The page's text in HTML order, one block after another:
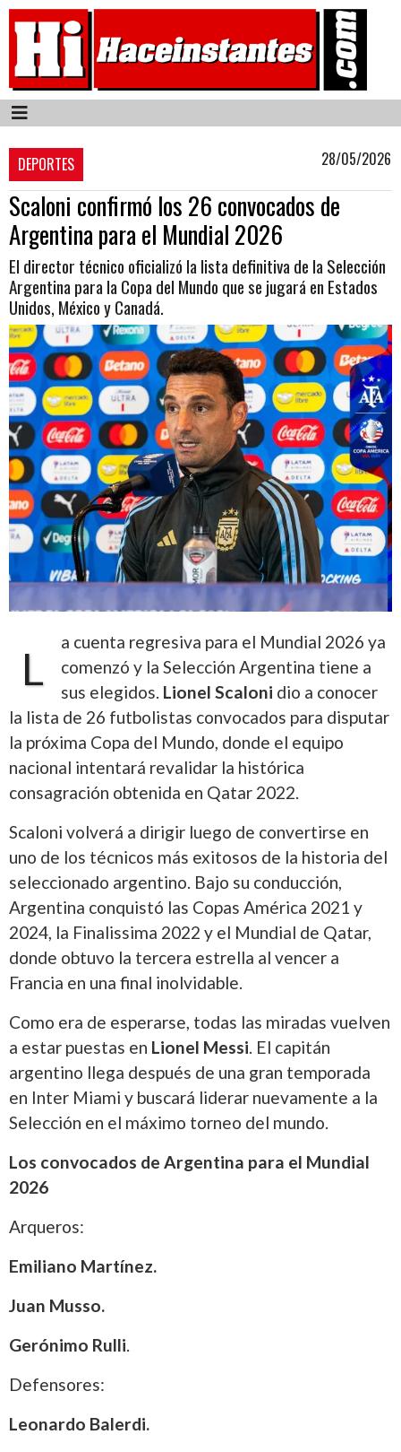
DEPORTES 28/05/2026
Scaloni confirmó los 26 convocados de
Argentina para el Mundial 2026
El director técnico oficializó la lista definitiva de la Selección
Argentina para la Copa del Mundo que se jugará en Estados
Unidos, México y Canadá.
L
a cuenta regresiva para el Mundial 2026 ya
comenzó y la Selección Argentina tiene a
sus elegidos. Lionel Scaloni dio a conocer
la lista de 26 futbolistas convocados para disputar
la próxima Copa del Mundo, donde el equipo
nacional intentará revalidar la histórica
consagración obtenida en Qatar 2022.
Scaloni volverá a dirigir luego de convertirse en
uno de los técnicos más exitosos de la historia del
seleccionado argentino. Bajo su conducción,
Argentina conquistó las Copas América 2021 y
2024, la Finalissima 2022 y el Mundial de Qatar,
donde obtuvo la tercera estrella al vencer a
Francia en una final inolvidable.
Como era de esperarse, todas las miradas vuelven
a estar puestas en Lionel Messi. El capitán
argentino llega después de una gran temporada
en Inter Miami y buscará liderar nuevamente a la
Selección en el máximo torneo del mundo.
Los convocados de Argentina para el Mundial
2026
Arqueros:
Emiliano Martínez.
Juan Musso.
Gerónimo Rulli.
Defensores:
Leonardo Balerdi.